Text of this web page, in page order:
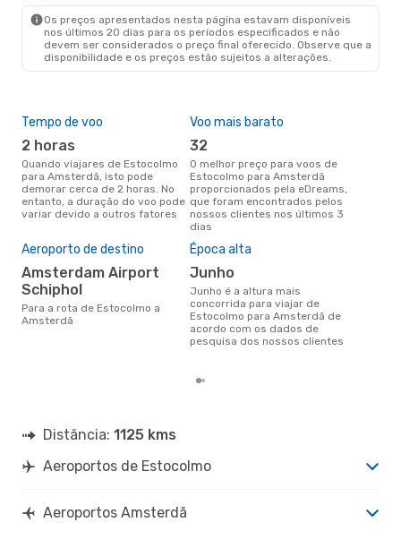
Os preços apresentados nesta página estavam disponíveis
nos últimos 20 dias para os períodos especificados e não
devem ser considerados o preço final oferecido. Observe que a
disponibilidade e os preços estão sujeitos a alterações.
Tempo de voo
2 horas
Quando viajares de Estocolmo
para Amsterdã, isto pode
demorar cerca de 2 horas. No
entanto, a duração do voo pode
variar devido a outros fatores
Voo mais barato
32
O melhor preço para voos de
Estocolmo para Amsterdã
proporcionados pela eDreams,
que foram encontrados pelos
nossos clientes nos últimos 3
dias
Aeroporto de destino
Amsterdam Airport
Schiphol
Para a rota de Estocolmo a
Amsterdã
Época alta
junho
junho é a altura mais
concorrida para viajar de
Estocolmo para Amsterdã de
acordo com os dados de
pesquisa dos nossos clientes
Distância: 1125 kms
Aeroportos de Estocolmo
Aeroportos Amsterdã